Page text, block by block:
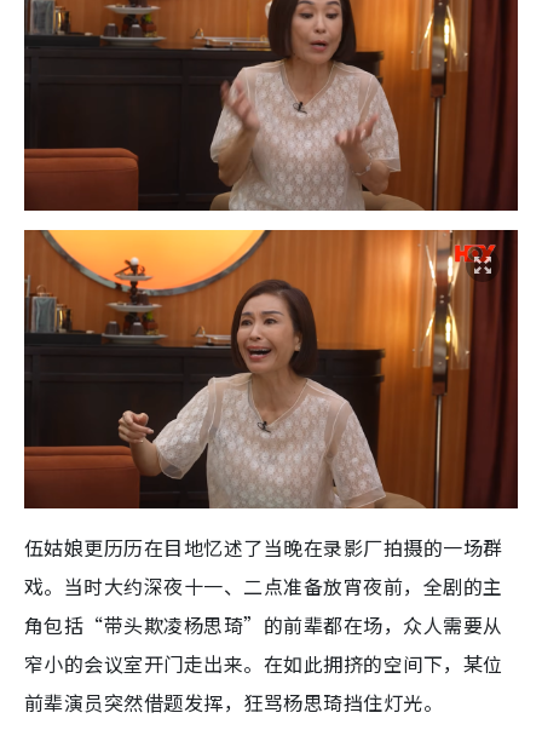
伍姑娘更历历在目地忆述了当晚在录影厂拍摄的一场群
戏。当时大约深夜十一、二点准备放宵夜前，全剧的主
角包括“带头欺凌杨思琦”的前辈都在场，众人需要从
窄小的会议室开门走出来。在如此拥挤的空间下，某位
前辈演员突然借题发挥，狂骂杨思琦挡住灯光。